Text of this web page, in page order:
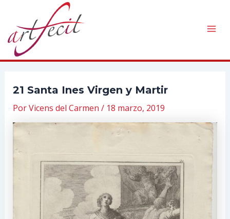
contenido
21 Santa Ines Virgen y Martir
PorVicens del Carmen / 18 marzo, 2019